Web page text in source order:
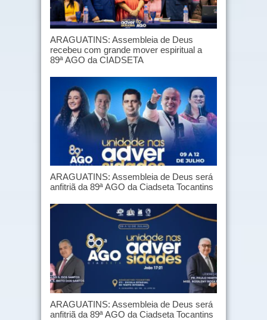
ARAGUATINS: Assembleia de Deus
recebeu com grande mover espiritual a
89ª AGO da CIADSETA
ARAGUATINS: Assembleia de Deus será
anfitriã da 89ª AGO da Ciadseta Tocantins
ARAGUATINS: Assembleia de Deus será
anfitriã da 89ª AGO da Ciadseta Tocantins